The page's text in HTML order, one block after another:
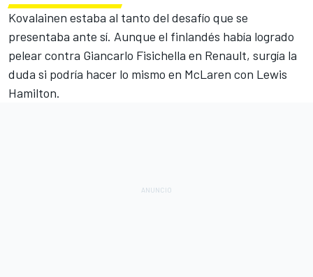
Kovalainen estaba al tanto del desafío que se
presentaba ante sí. Aunque el finlandés había logrado
pelear contra Giancarlo Fisichella en Renault, surgía la
duda si podría hacer lo mismo en McLaren con Lewis
Hamilton.